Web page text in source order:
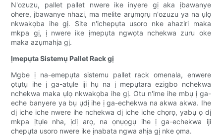
N'ozuzu, pallet pallet nwere ike inyere gị aka ịbawanye
ohere, ịbawanye nhazi, ma melite arụmọrụ n'ozuzu ya na ụlọ
nkwakọba ihe gị. Site n'ichepụta usoro nke ahaziri maka
mkpa gị, ị nwere ike ịmepụta ngwọta nchekwa zuru oke
maka azụmahịa gị.
Ịmepụta Sistemụ Pallet Rack gị
Mgbe ị na-emepụta sistemu pallet rack omenala, enwere
ọtụtụ ihe ị ga-atụle iji hụ na ị mepụtara ezigbo nchekwa
nchekwa maka ụlọ nkwakọba ihe gị. Otu n'ime ihe mbụ ị ga-
eche banyere ya bụ ụdị ihe ị ga-echekwa na akwa akwa. Ihe
dị iche iche nwere ihe nchekwa dị iche iche chọrọ, yabụ ọ dị
mkpa ịtụle nha, ịdị arọ, na ọnụọgụ ihe ị ga-echekwa iji
chepụta usoro nwere ike ịnabata ngwa ahịa gị nke ọma.